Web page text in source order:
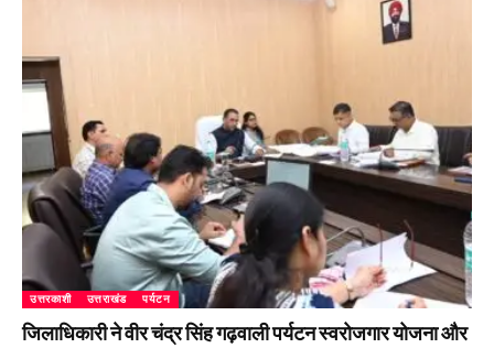
उत्तरकाशी उत्तराखंड पर्यटन
जिलाधिकारी ने वीर चंद्र सिंह गढ़वाली पर्यटन स्वरोजगार योजना और